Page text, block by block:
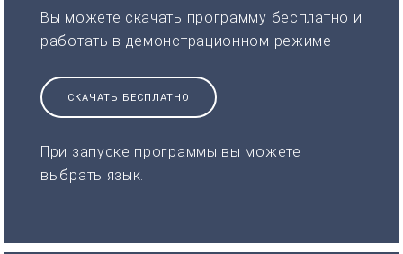
Вы можете скачать программу бесплатно и
работать в демонстрационном режиме
СКАЧАТЬ БЕСПЛАТНО
При запуске программы вы можете
выбрать язык.